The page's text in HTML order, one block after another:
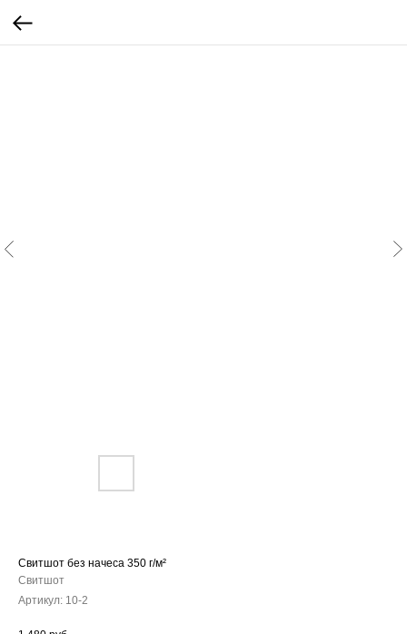
Свитшот без начеса 350 г/м²
Свитшот
Артикул: 10-2